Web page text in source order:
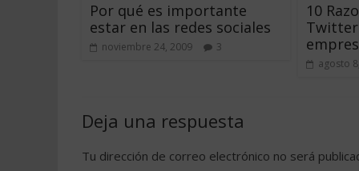
Por qué es importante
estar en las redes sociales
noviembre 24, 2009 3
10
Twitter
agosto 8,
Deja una respuesta
Tu dirección de correo electrónico no será